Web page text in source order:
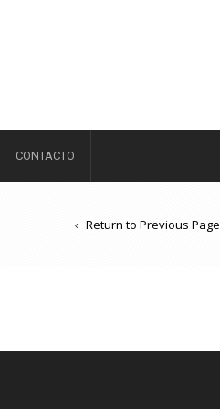
CONTACTO
Return to Previous Page